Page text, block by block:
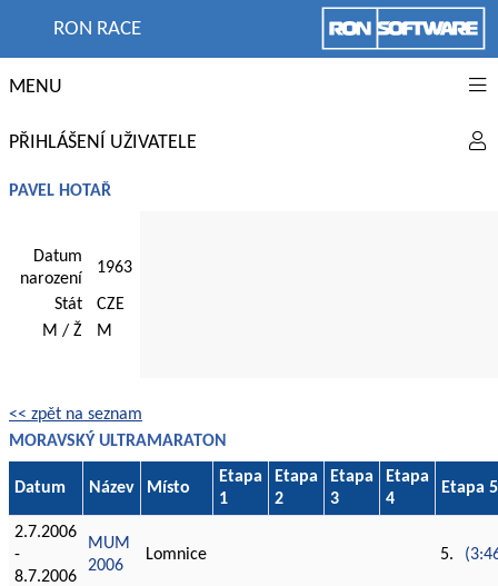
RON RACE
MENU
PŘIHLÁŠENÍ UŽIVATELE
PAVEL HOTAŘ
Datum
narození
1963
Stát
CZE
M / Ž
M
<< zpět na seznam
MORAVSKÝ ULTRAMARATON
Datum Název Místo
Etapa
1
Etapa
2
Etapa
3
Etapa
4
Etapa 5
2.7.2006
-
8.7.2006
MUM
2006
Lomnice 5.